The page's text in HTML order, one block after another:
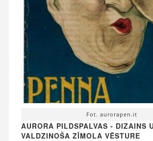
Fot. aurorapen.it
AURORA PILDSPALVAS - DIZAINS
VALDZINOŠA ZĪMOLA VĒSTURE